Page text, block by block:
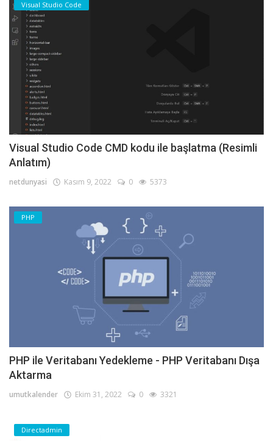
Visual Studio Code
Visual Studio Code CMD kodu ile başlatma (Resimli
Anlatım)
netdunyasi Kasım 9, 2022 0 5373
PHP
PHP ile Veritabanı Yedekleme - PHP Veritabanı Dışa
Aktarma
umutkalender Ekim 31, 2022 0 3321
Directadmin